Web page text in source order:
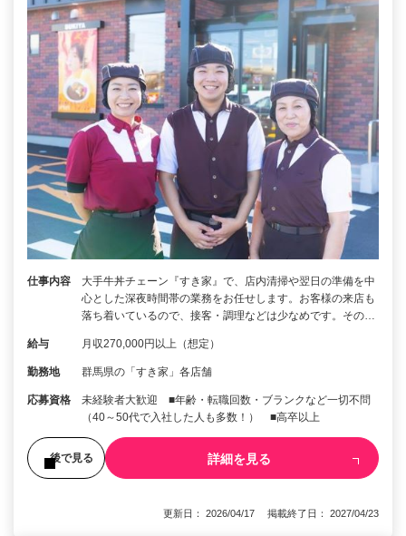
仕事内容
大手牛丼チェーン『すき家』で、店内清掃や翌日の準備を中
心とした深夜時間帯の業務をお任せします。お客様の来店も
落ち着いているので、接客・調理などは少なめです。その…
給与 月収270,000円以上（想定）
勤務地 群馬県の「すき家」各店舗
応募資格
未経験者大歓迎 ■年齢・転職回数・ブランクなど一切不問
（40～50代で入社した人も多数！） ■高卒以上
後で見る 詳細を見る
更新日： 2026/04/17 掲載終了日： 2027/04/23